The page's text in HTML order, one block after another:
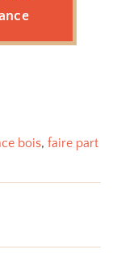
bois, faire part